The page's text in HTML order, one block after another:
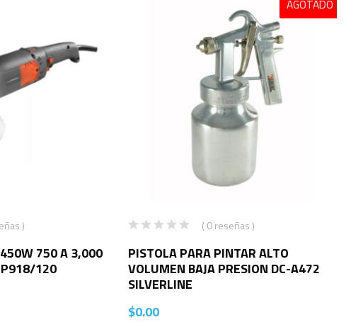
)
750 A 3,000
120
AGOTADO
( 0 reseñas )
PISTOLA PARA PINTAR ALTO
VOLUMEN BAJA PRESION DC-A472
SILVERLINE
$0.00